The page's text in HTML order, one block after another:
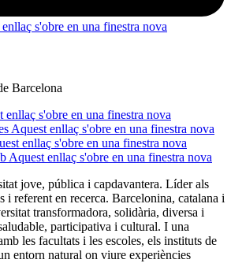
s'obre en una finestra nova
Barcelona
enllaç s'obre en una finestra nova
Aquest enllaç s'obre en una finestra nova
enllaç s'obre en una finestra nova
Aquest enllaç s'obre en una finestra nova
jove, pública i capdavantera. Líder als
i referent en recerca. Barcelonina, catalana i
transformadora, solidària, diversa i
participativa i cultural. I una
les facultats i les escoles, els instituts de
entorn natural on viure experiències